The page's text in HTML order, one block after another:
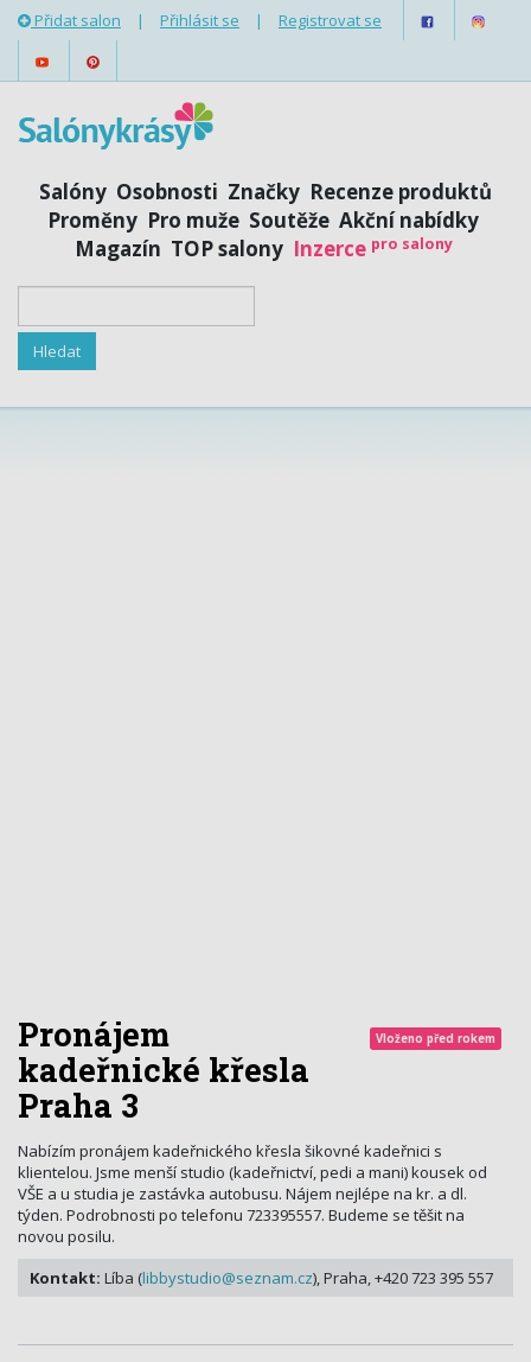
Přidat salon | Přihlásit se | Registrovat se
Salóny Osobnosti Značky Recenze produktů
Proměny Pro muže Soutěže Akční nabídky
Magazín TOP salony Inzerce pro salony
Pronájem
kadeřnické křesla
Praha 3
Vloženo před rokem
Nabízím pronájem kadeřnického křesla šikovné kadeřnici s
klientelou. Jsme menší studio (kadeřnictví, pedi a mani) kousek od
VŠE a u studia je zastávka autobusu. Nájem nejlépe na kr. a dl.
týden. Podrobnosti po telefonu 723395557. Budeme se těšit na
novou posilu.
Kontakt: Líba (libbystudio@seznam.cz), Praha, +420 723 395 557